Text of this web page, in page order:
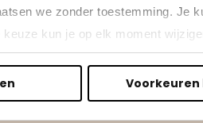
we zonder toestemming. Je
keuze kun je op elk moment
encookiebeleid.
Voorkeuren